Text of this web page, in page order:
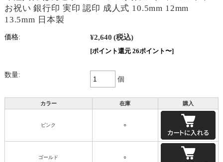
お祝い 銀行印 実印 認印 成人式 10.5mm 12mm
13.5mm 日本製
価格: ¥2,640 (税込)
[ポイント還元 26ポイント〜]
数量:
個
カラー 在庫 購入
ピンク ○
ゴールド ○